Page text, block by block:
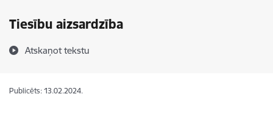
Tiesību aizsardzība
Atskaņot tekstu
Publicēts: 13.02.2024.